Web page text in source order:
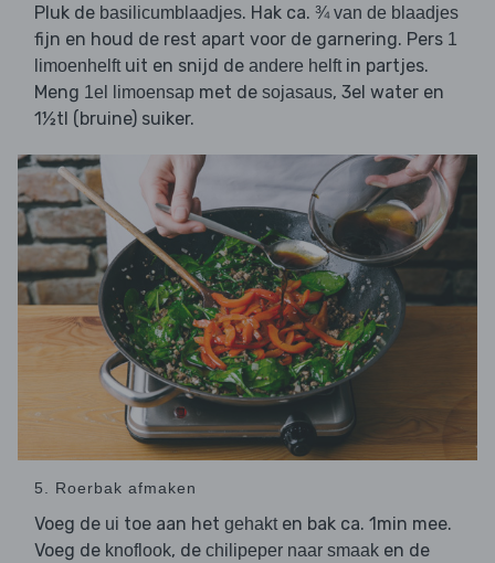
Pluk de basilicumblaadjes. Hak ca. ¾ van de blaadjes
fijn en houd de rest apart voor de garnering. Pers 1
limoenhelft uit en snijd de andere helft in partjes.
Meng 1el limoensap met de sojasaus, 3el water en
1½tl (bruine) suiker.
5. Roerbak afmaken
Voeg de ui toe aan het gehakten bak ca. 1min mee.
Voeg de knoflook, de chilipeper naar smaak en de